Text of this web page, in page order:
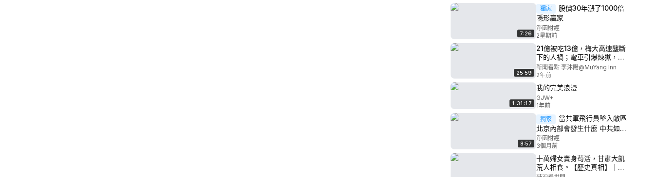
7:26
獨家
股價30年漲了1000倍
隱形贏家
淨園財經
2星期前
25:59
21億被吃13億，梅大高速壟斷
下的人禍；電車引爆煉獄，目
睹3親人被燒；炸得只剩牙齒，
眼見十幾人不見了【新聞看點
李沐陽5.6】
新聞看點 李沐陽@MuYang Inn
2年前
1:31:17
我的完美浪漫
GJW+
1年前
8:57
獨家
當共軍飛行員墜入敵區
北京內部會發生什麼 中共如何
計算一場政治賬
淨園財經
3個月前
十萬婦女賣身苟活，甘肅大飢
荒人相食。【歷史真相】｜薇